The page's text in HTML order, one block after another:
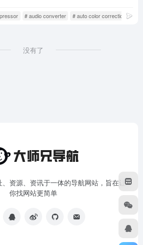
# audio converter # auto color correction
没有了
资源、资讯于一体的导航网站，旨在让
你找网站更简单